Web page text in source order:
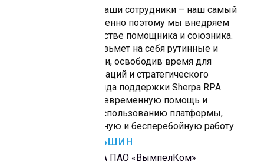
Мы считаем, что наши сотрудники – наш самый
ценный актив. Именно поэтому мы внедряем
Sherpa RPA в качестве помощника и союзника.
Эта платформа возьмет на себя рутинные и
трудоемкие задачи, освободив время для
творчества, инноваций и стратегического
мышления. Команда поддержки Sherpa RPA
обеспечивает своевременную помощь и
руководство по использованию платформы,
гарантируя успешную и бесперебойную работу.
Алексей Ганьшин
Руководитель RPA ПАО «ВымпелКом»